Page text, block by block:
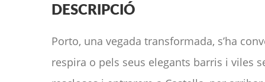
DESCRIPCIÓ
Porto, una vegada transformada, s’ha
respira o pels seus elegants barris i viles